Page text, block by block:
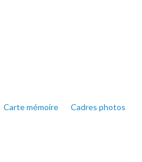
Carte mémoire Cadres photos